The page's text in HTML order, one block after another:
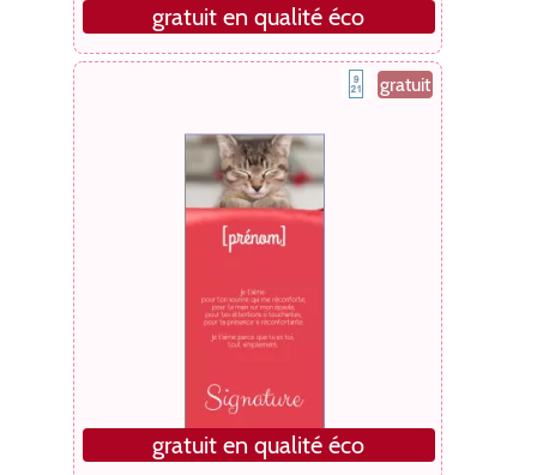
gratuit en qualité éco
gratuit
gratuit en qualité éco